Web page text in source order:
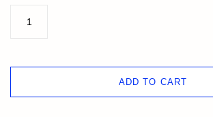
ADD TO CART